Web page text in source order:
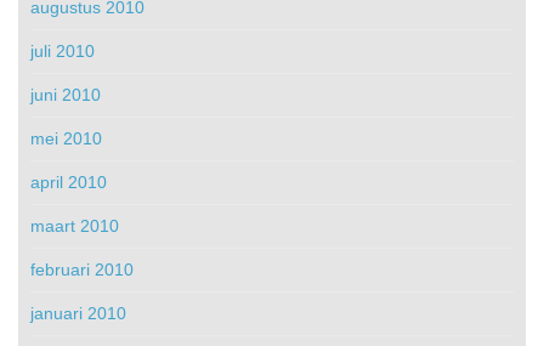
augustus 2010
juli 2010
juni 2010
mei 2010
april 2010
maart 2010
februari 2010
januari 2010